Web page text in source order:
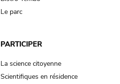
Le parc
PARTICIPER
La science citoyenne
Scientifiques en résidence